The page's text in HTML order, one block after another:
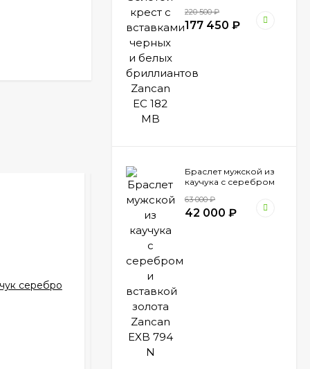
Zancan EC 182 MB
220 500₽
177 450 ₽
Браслет мужской из
каучука с серебром
Zancan EXB 794 N
63 000₽
42 000 ₽